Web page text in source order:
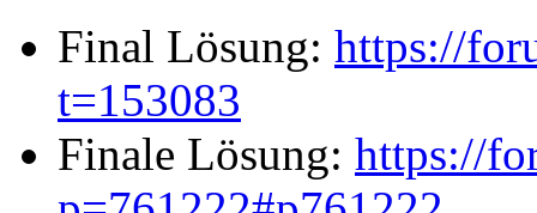
Final Lösung: https://
t=153083
Finale Lösung: https://